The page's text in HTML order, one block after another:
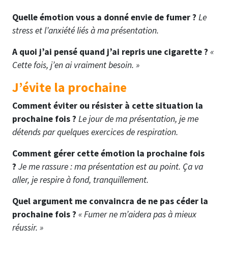
Quelle émotion vous a donné envie de fumer ? Le
stress et l’anxiété liés à ma présentation.
A quoi j’ai pensé quand j’ai repris une cigarette ? «
Cette fois, j’en ai vraiment besoin. »
J’évite la prochaine
Comment éviter ou résister à cette situation la
prochaine fois ? Le jour de ma présentation, je me
détends par quelques exercices de respiration.
Comment gérer cette émotion la prochaine fois
? Je me rassure : ma présentation est au point. Ça va
aller, je respire à fond, tranquillement.
Quel argument me convaincra de ne pas céder la
prochaine fois ? « Fumer ne m’aidera pas à mieux
réussir. »